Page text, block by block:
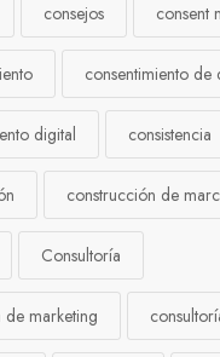
consejos consent
consentimiento de
digital consistencia
construcción de
Consultoría
de marketing